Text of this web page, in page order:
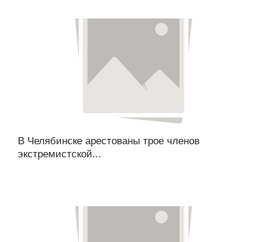
В Челябинске арестованы трое членов
экстремистской...